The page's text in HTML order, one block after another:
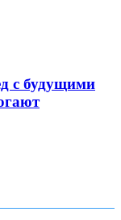
с будущими